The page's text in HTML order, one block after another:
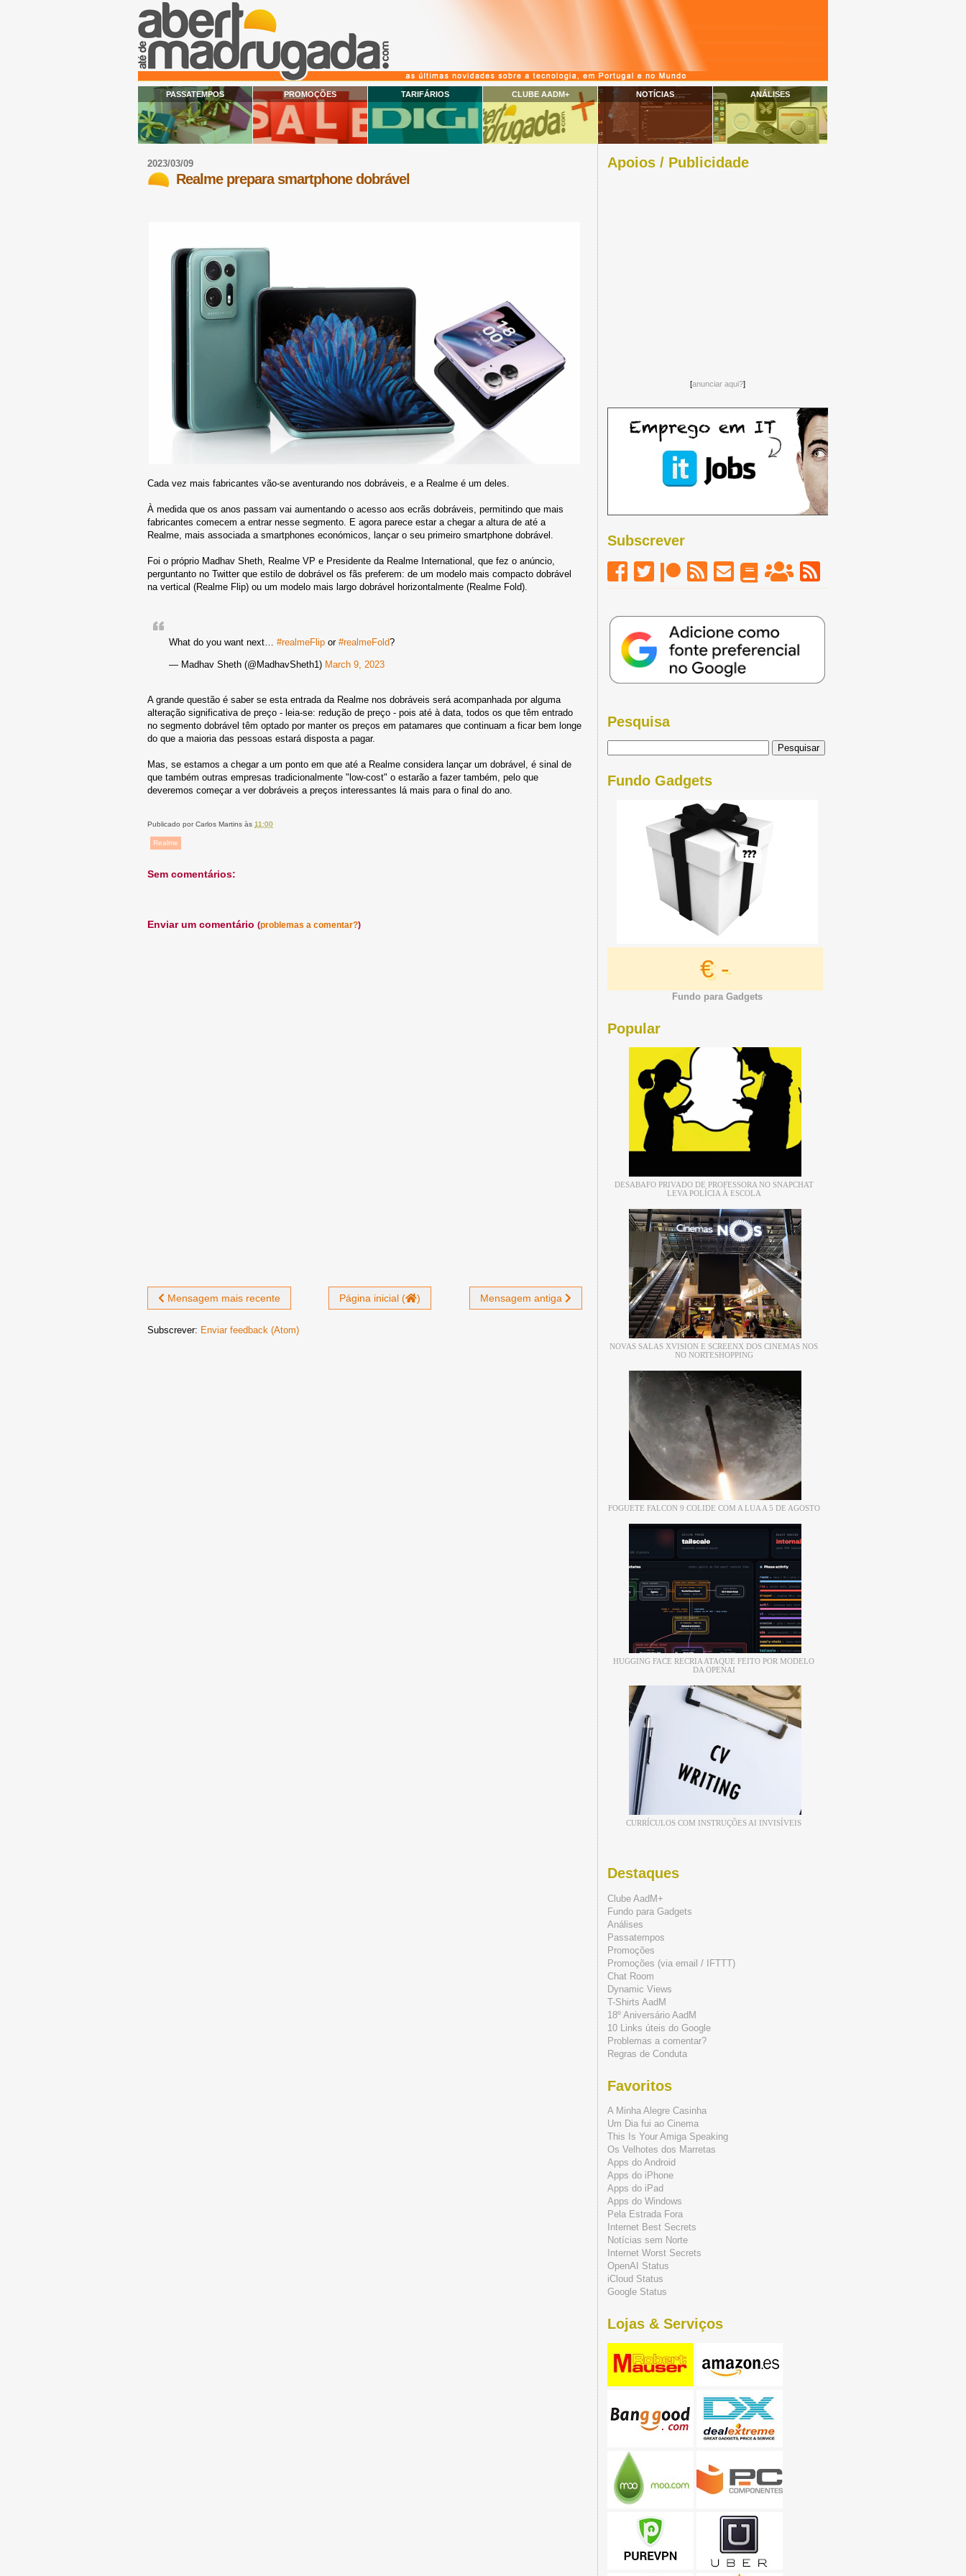
PASSATEMPOS PROMOÇÕES TARIFÁRIOS CLUBE AADM+ NOTÍCIAS ANÁLISES
2023/03/09
Realme prepara smartphone dobrável
Cada vez mais fabricantes vão-se aventurando nos dobráveis, e a Realme é um deles.
À medida que os anos passam vai aumentando o acesso aos ecrãs dobráveis, permitindo que mais
fabricantes comecem a entrar nesse segmento. E agora parece estar a chegar a altura de até a
Realme, mais associada a smartphones económicos, lançar o seu primeiro smartphone dobrável.
Foi o próprio Madhav Sheth, Realme VP e Presidente da Realme International, que fez o anúncio,
perguntanto no Twitter que estilo de dobrável os fãs preferem: de um modelo mais compacto dobrável
na vertical (Realme Flip) ou um modelo mais largo dobrável horizontalmente (Realme Fold).
What do you want next… #realmeFlip or #realmeFold?
— Madhav Sheth (@MadhavSheth1) March 9, 2023
A grande questão é saber se esta entrada da Realme nos dobráveis será acompanhada por alguma
alteração significativa de preço - leia-se: redução de preço - pois até à data, todos os que têm entrado
no segmento dobrável têm optado por manter os preços em patamares que continuam a ficar bem longe
do que a maioria das pessoas estará disposta a pagar.
Mas, se estamos a chegar a um ponto em que até a Realme considera lançar um dobrável, é sinal de
que também outras empresas tradicionalmente "low-cost" o estarão a fazer também, pelo que
deveremos começar a ver dobráveis a preços interessantes lá mais para o final do ano.
Publicado porCarlos Martins às 11:00
Realme
Sem comentários:
Enviar um comentário (problemas a comentar?)
Mensagem mais recente Mensagem antiga
Página inicial ( )
Subscrever: Enviar feedback (Atom)
Apoios / Publicidade
[anunciar aqui?]
Subscrever
Pesquisa
Fundo Gadgets
€ -
Fundo para Gadgets
Popular
DESABAFO PRIVADO DE PROFESSORA NO SNAPCHAT
LEVA POLÍCIA À ESCOLA
NOVAS SALAS XVISION E SCREENX DOS CINEMAS NOS
NO NORTESHOPPING
FOGUETE FALCON 9 COLIDE COM A LUA A 5 DE AGOSTO
HUGGING FACE RECRIA ATAQUE FEITO POR MODELO
DA OPENAI
CURRÍCULOS COM INSTRUÇÕES AI INVISÍVEIS
Destaques
Clube AadM+
Fundo para Gadgets
Análises
Passatempos
Promoções
Promoções (via email / IFTTT)
Chat Room
Dynamic Views
T-Shirts AadM
18º Aniversário AadM
10 Links úteis do Google
Problemas a comentar?
Regras de Conduta
Favoritos
A Minha Alegre Casinha
Um Dia fui ao Cinema
This Is Your Amiga Speaking
Os Velhotes dos Marretas
Apps do Android
Apps do iPhone
Apps do iPad
Apps do Windows
Pela Estrada Fora
Internet Best Secrets
Notícias sem Norte
Internet Worst Secrets
OpenAI Status
iCloud Status
Google Status
Lojas & Serviços